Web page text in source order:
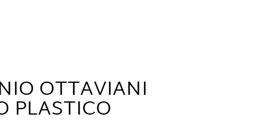
OTTAVIANI
PLASTICO